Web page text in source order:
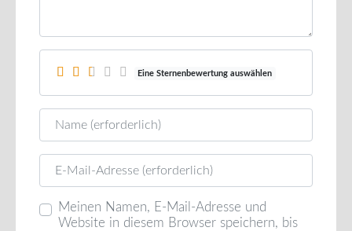
Eine Sternenbewertung auswählen
Name
E-Mail
Meinen Namen, E-Mail-Adresse und
Website in diesem Browser speichern, bis